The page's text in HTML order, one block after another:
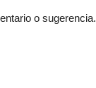
o sugerencia.